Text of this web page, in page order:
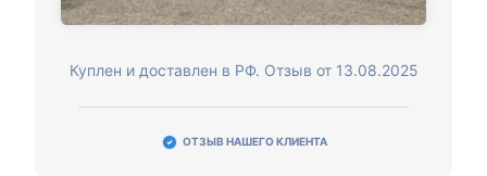
Куплен и доставлен в РФ. Отзыв от 13.08.2025
ОТЗЫВ НАШЕГО КЛИЕНТА